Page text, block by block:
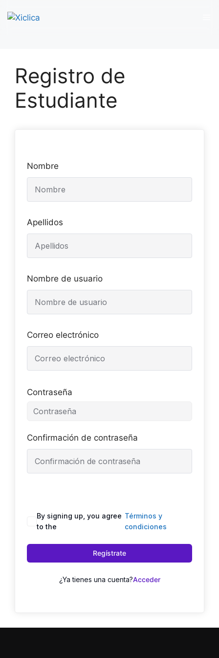
contenidoRegistro de
Estudiante
Nombre
Apellidos
Nombre de usuario
Correo electrónico
Contraseña
Confirmación de contraseña
By signing up, you agree
to the
Términos y
condiciones
Regístrate
¿Ya tienes una cuenta?Acceder